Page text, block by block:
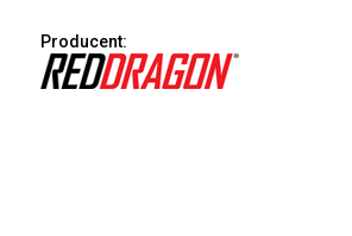
Producent: